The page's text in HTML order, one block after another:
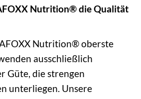
Nutrition® die Qualität
Nutrition® oberste
ausschließlich
Güte, die strengen
unterliegen. Unsere